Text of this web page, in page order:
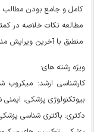
کامل و جامع بودن
مطالعه نکات خلاصه در
منطبق با آخرین ویرایش
ویژه رشته های:
کارشناسی ارشد: میکروب
بیوتکنولوژی پزشکی،
دکتری: باکتری شناسی